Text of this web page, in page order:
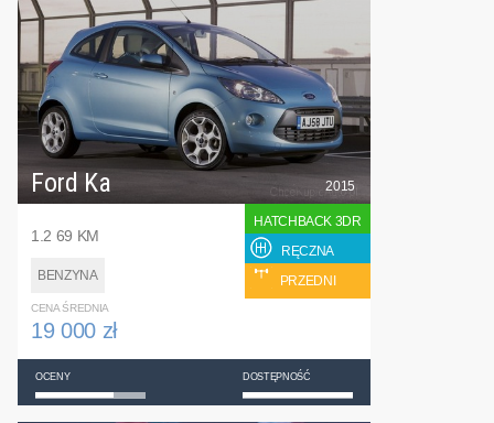
Ford Ka
1.2 69 KM
BENZYNA
2015
HATCHBACK 3DR
RĘCZNA
PRZEDNI
CENA ŚREDNIA
19 000 zł
OCENY DOSTĘPNOŚĆ